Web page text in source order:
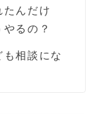
たんだけ
るの？
相談にな